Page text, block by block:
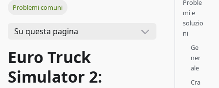
Problemi comuni
Su questa pagina
Euro Truck
Simulator 2:
Proble
mi e
soluzio
ni
Ge
ner
ale
Cra